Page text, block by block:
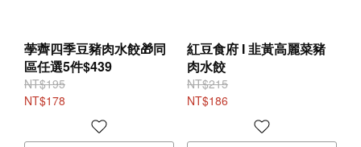
荸薺四季豆豬肉水餃🎁同
區任選5件$439
NT$195
NT$178
紅豆食府 I 韭黃高麗菜豬
肉水餃
NT$215
NT$186